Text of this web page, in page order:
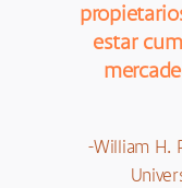
estar
-William H.